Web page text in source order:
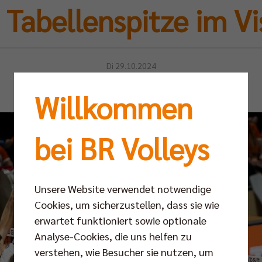
Tabellenspitze im
Di 29.10.2024
Willkommen
bei BR Volleys
Unsere Website verwendet notwendige
Cookies, um sicherzustellen, dass sie wie
erwartet funktioniert sowie optionale
Analyse-Cookies, die uns helfen zu
verstehen, wie Besucher sie nutzen, um